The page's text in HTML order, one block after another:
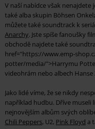
V naší nabídce však
také alba skupin Böhsen
můžete také soundtrack k
Anarchy. Jste spíše fanoušky
obchodě najdete také
href="https://www.emp-
potter/media/">Harrymu
videohrám nebo albech Hanse
Jako lidé víme, že se nikdy
například hudbu. Dříve museli
nejnovějším albům svých
Chili Peppers, U2, Pink Floyd a